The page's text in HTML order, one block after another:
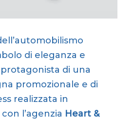
di eleganza e
di una
promozionale e di
realizzata in
l’agenzia Heart &